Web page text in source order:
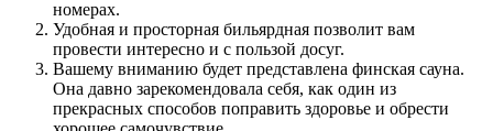
номерах.
Удобная и просторная бильярдная позволит вам
провести интересно и с пользой досуг.
Вашему вниманию будет представлена финская сауна.
Она давно зарекомендовала себя, как один из
прекрасных способов поправить здоровье и обрести